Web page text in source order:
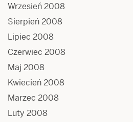
Wrzesień 2008
Sierpień 2008
Lipiec 2008
Czerwiec 2008
Maj 2008
Kwiecień 2008
Marzec 2008
Luty 2008